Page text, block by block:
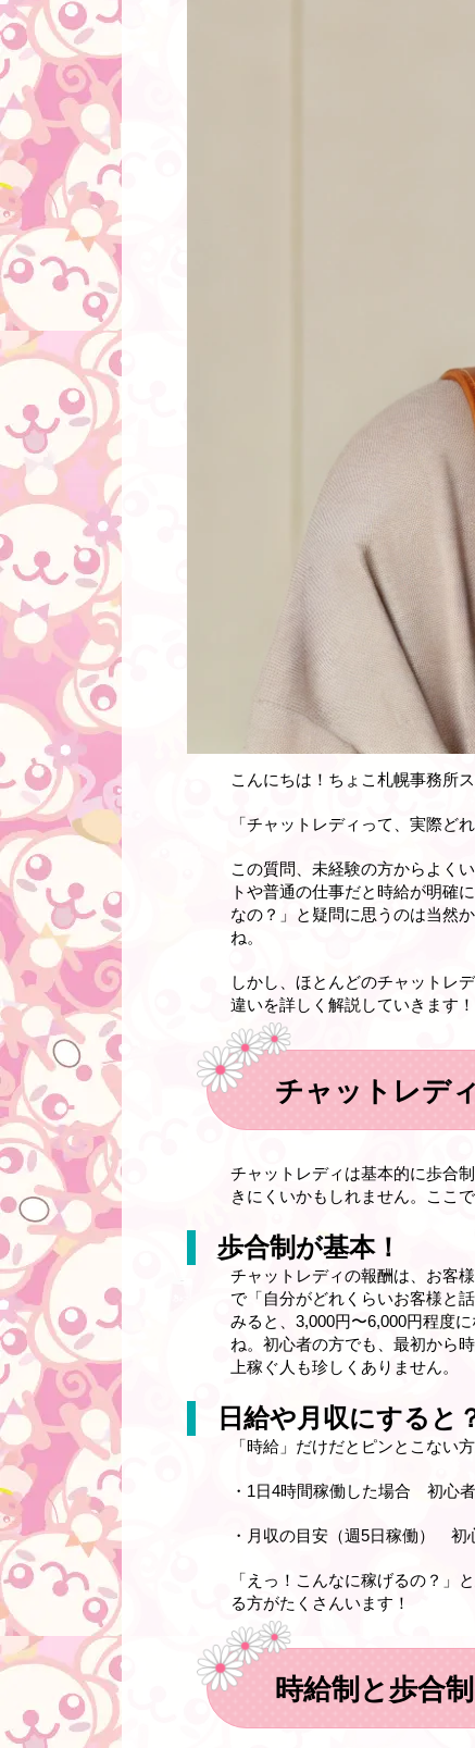
こんにちは！ちょこ札幌事務所ス
「チャットレディって、実際ど
この質問、未経験の方からよく
トや普通の仕事だと時給が明確
なの？」と疑問に思うのは当然
ね。
しかし、ほとんどのチャットレ
違いを詳しく解説していきます！
チャットレデ
チャットレディは基本的に歩合
きにくいかもしれません。ここ
歩合制が基本！
チャットレディの報酬は、お客
で「自分がどれくらいお客様と
みると、3,000円〜6,000円程度
ね。初心者の方でも、最初から
上稼ぐ人も珍しくありません。
日給や月収にすると
「時給」だけだとピンとこない
・1日4時間稼働した場合 初心
・月収の目安（週5日稼働） 初
「えっ！こんなに稼げるの？」
る方がたくさんいます！
時給制と歩合